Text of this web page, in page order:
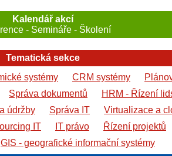
Kalendář akcí
- Semináře - Školení
Tematická sekce
systémy CRM systémy
Správa dokumentů
HRM - Řízení
údržby Správa IT
Virtualizace a
IT IT právo Řízení projektů
GIS - geografické informační systémy